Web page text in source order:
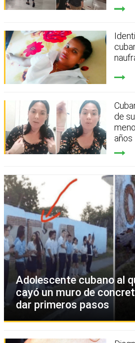
de
años
Adolescente cubano al
cayó un muro de
dar primeros pasos